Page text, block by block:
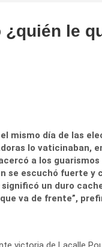
¿quién le
mismo día de las
lo vaticinaban,
a los
se escuchó fuerte
un duro
va de frente”,